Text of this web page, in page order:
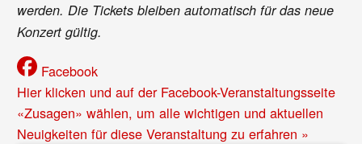
werden. Die Tickets bleiben automatisch für das neue
Konzert gültig.
Facebook
Hier klicken und auf der Facebook-Veranstaltungsseite
«Zusagen» wählen, um alle wichtigen und aktuellen
Neuigkeiten für diese Veranstaltung zu erfahren »